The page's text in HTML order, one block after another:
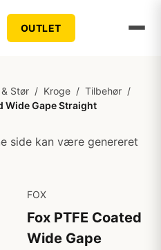
OUTLET
Stør / Kroge / Tilbehør /
Wide Gape Straight
side kan være genereret
FOX
Fox PTFE Coated
Wide Gape